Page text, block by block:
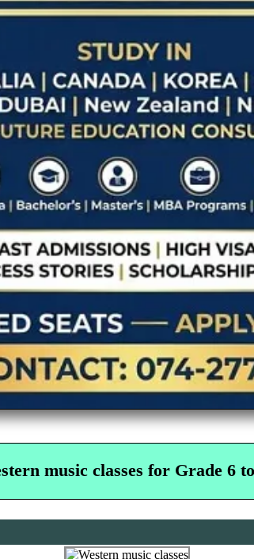
music classes for Grade 6